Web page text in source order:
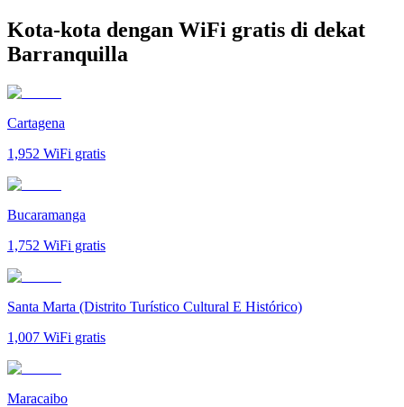
Kota-kota dengan WiFi gratis di dekat
Barranquilla
Cartagena
1,952 WiFi gratis
Bucaramanga
1,752 WiFi gratis
Santa Marta (Distrito Turístico Cultural E Histórico)
1,007 WiFi gratis
Maracaibo